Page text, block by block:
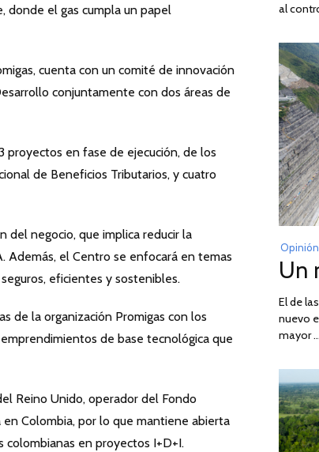
donde el gas cumpla un papel
cuenta con un comité de innovación
conjuntamente con dos áreas de
en fase de ejecución, de los
de Beneficios Tributarios, y cuatro
del negocio, que implica reducir la
Además, el Centro se enfocará en temas
eficientes y sostenibles.
de la organización Promigas con los
de base tecnológica que
Reino Unido, operador del Fondo
Colombia, por lo que mantiene abierta
colombianas en proyectos I+D+I.
al
Opinión
Un
El de
nuevo
mayor …